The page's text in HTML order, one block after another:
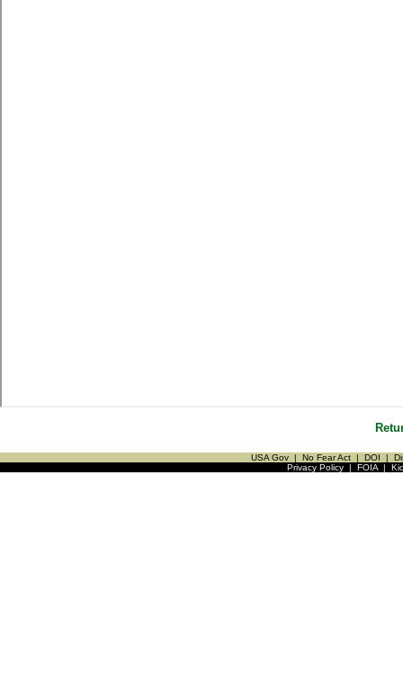
USA Gov | No Fear Act | DOI |
Privacy Policy| FOIA|